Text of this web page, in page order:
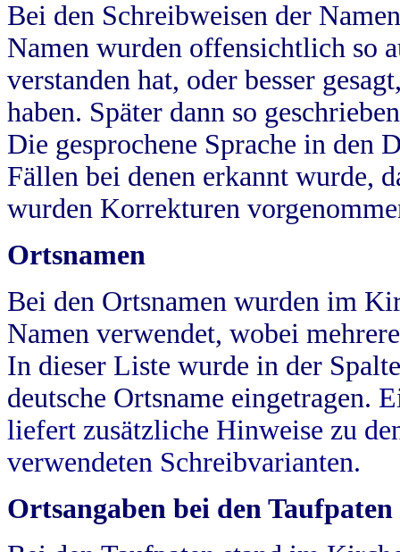
Bei den Schreibweisen der
Namen wurden offensichtlich so
verstanden hat, oder besser
haben. Später dann so
Die gesprochene Sprache in
Fällen bei denen erkannt wurde,
wurden Korrekturen
Ortsnamen
Bei den Ortsnamen wurden im
Namen verwendet, wobei
In dieser Liste wurde in der
deutsche Ortsname eingetragen.
liefert zusätzliche Hinweise zu
verwendeten Schreibvarianten.
Ortsangaben bei den Taufpaten